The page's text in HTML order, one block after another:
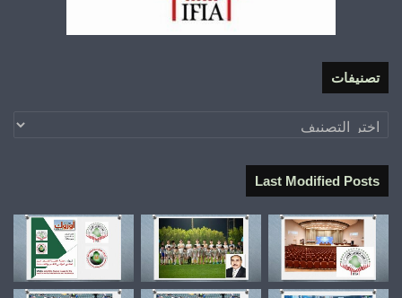
تصنيفات
تصنيفات
Last Modified Posts